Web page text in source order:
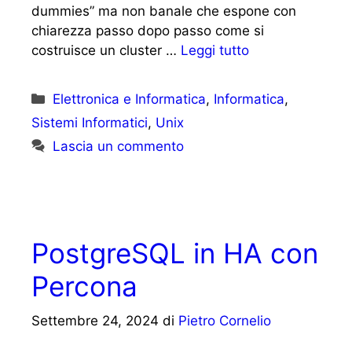
dummies” ma non banale che espone con
chiarezza passo dopo passo come si
costruisce un cluster … Leggi tutto
Categorie
Elettronica e Informatica, Informatica,
Sistemi Informatici, Unix
Lascia un commento
PostgreSQL in HA con
Percona
Settembre 24, 2024 di Pietro Cornelio